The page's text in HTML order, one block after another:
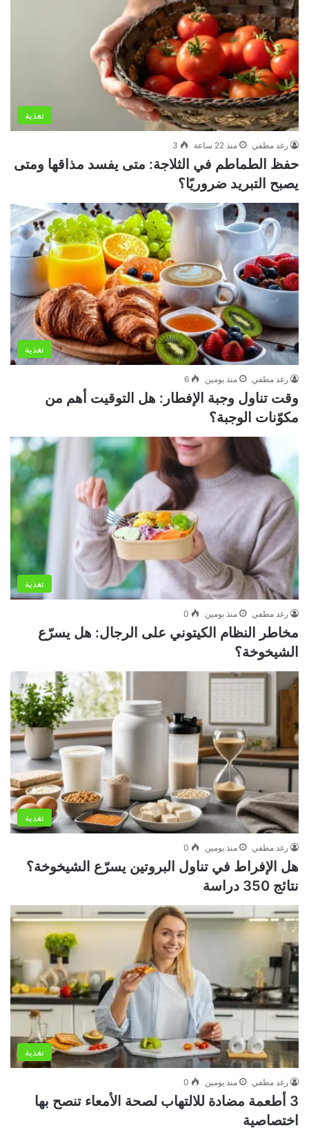
تغذية
رغد مطفي منذ 22 ساعة 3
حفظ الطماطم في الثلاجة: متى يفسد مذاقها ومتى
يصبح التبريد ضروريًا؟
تغذية
رغد مطفي منذ يومين 6
وقت تناول وجبة الإفطار: هل التوقيت أهم من
مكوّنات الوجبة؟
تغذية
رغد مطفي منذ يومين 0
مخاطر النظام الكيتوني على الرجال: هل يسرّع
الشيخوخة؟
تغذية
رغد مطفي منذ يومين 0
هل الإفراط في تناول البروتين يسرّع الشيخوخة؟
نتائج 350 دراسة
تغذية
رغد مطفي منذ يومين 0
3 أطعمة مضادة للالتهاب لصحة الأمعاء تنصح بها
اختصاصية